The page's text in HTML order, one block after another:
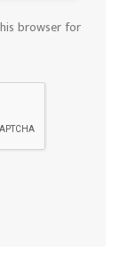
browser for